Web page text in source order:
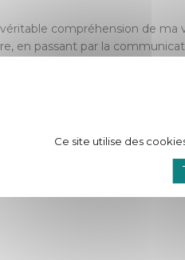
compréhension de
en passant par la
plus qu’éditer un livre — c’est
qui cherche une équipe
votre patience et votre
Ce site utilise des